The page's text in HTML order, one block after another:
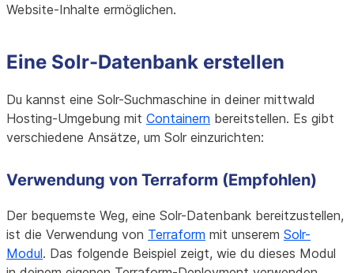
Website-Inhalte ermöglichen.
Eine Solr-Datenbank erstellen
Du kannst eine Solr-Suchmaschine in deiner mittwald
Hosting-Umgebung mit Containern bereitstellen. Es gibt
verschiedene Ansätze, um Solr einzurichten:
Verwendung von Terraform (Empfohlen)
Der bequemste Weg, eine Solr-Datenbank bereitzustellen,
ist die Verwendung von Terraform mit unserem Solr-
Modul. Das folgende Beispiel zeigt, wie du dieses Modul